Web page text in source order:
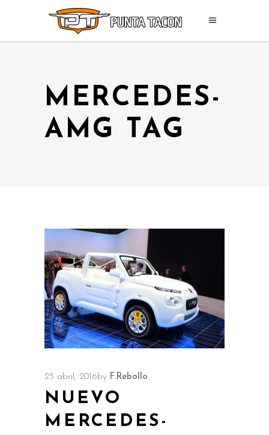
MERCEDES-
AMG TAG
25 abril, 2016by F.Rebollo
NUEVO
MERCEDES-